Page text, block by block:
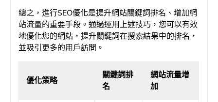
總之，進行SEO優化是提升網站關鍵詞排名、增加網
站流量的重要手段。通過運用上述技巧，您可以有效
地優化您的網站，提升關鍵詞在搜索結果中的排名，
並吸引更多的用戶訪問。
優化策略
關鍵詞排
名
網站流量增
加